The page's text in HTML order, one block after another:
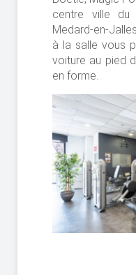
centre ville du
Medard-en-Jalles
à la salle vous
voiture au pied
en forme.